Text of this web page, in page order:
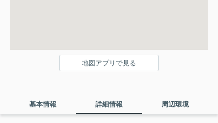
地図アプリで見る
基本情報 詳細情報 周辺環境